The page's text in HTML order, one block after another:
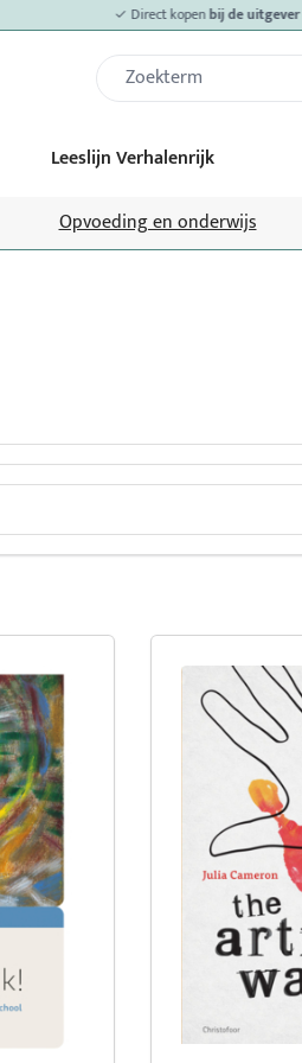
✓ Direct kopenbij de uitgever ♥
Leeslijn Verhalenrijk
Opvoeding en onderwijs